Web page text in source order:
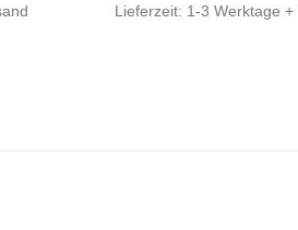
Lieferzeit: 1-3 Werktage +